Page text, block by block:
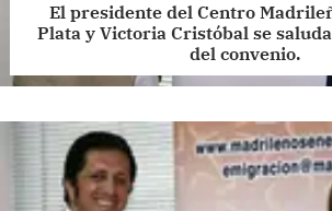
El presidente del Centro
Plata y Victoria Cristóbal se
del convenio.